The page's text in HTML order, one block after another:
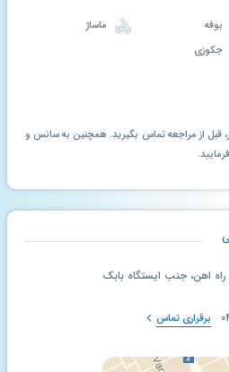
جکوزی
قبل از مراجعه تماس بگیرید. همچنین به سانس و
راه اهن، جنب ایستگاه بابک
برقراری تماس